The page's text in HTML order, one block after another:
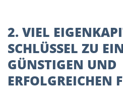
2. VIEL
SCHLÜSSEL ZU
GÜNSTIGEN UND
ERFOLGREICHEN